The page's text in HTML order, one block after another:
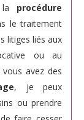
la procédure
le traitement
litiges liés aux
ou au
avez des
, je peux
ou prendre